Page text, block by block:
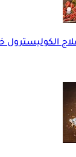
الكوليسترول